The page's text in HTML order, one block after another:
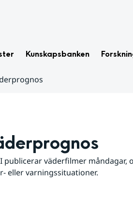
Kunskapsbanken
publicerar väderfilmer måndagar,
eller varningssituationer.